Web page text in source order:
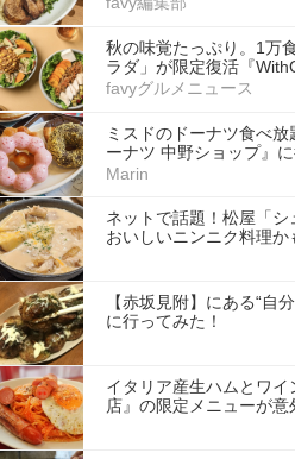
秋の味覚たっぷり。1万
ラダ」が限定復活『
favyグルメニュース
ミスドのドーナツ食べ
ーナツ 中野ショップ』に
Marin
ネットで話題！松屋「
おいしいニンニク料理か
【赤坂見附】にある“自
に行ってみた！
イタリア産生ハムとワ
店』の限定メニューが意